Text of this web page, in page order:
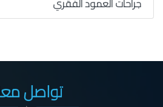
جراحات العمود الفقري
تواصل معنا